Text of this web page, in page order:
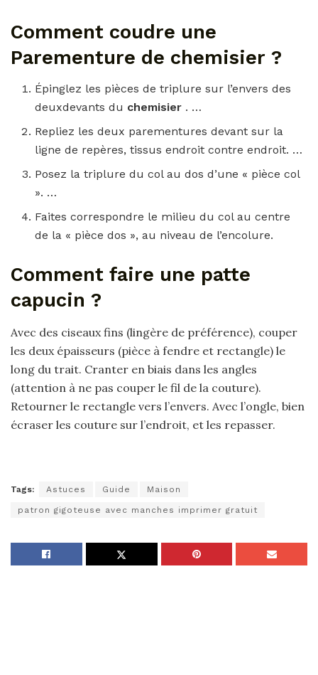
Comment coudre une
Parementure de chemisier ?
Épinglez les pièces de triplure sur l’envers des
deuxdevants du chemisier . …
Repliez les deux parementures devant sur la
ligne de repères, tissus endroit contre endroit. …
Posez la triplure du col au dos d’une « pièce col
». …
Faites correspondre le milieu du col au centre
de la « pièce dos », au niveau de l’encolure.
Comment faire une patte
capucin ?
Avec des ciseaux fins (lingère de préférence), couper
les deux épaisseurs (pièce à fendre et rectangle) le
long du trait. Cranter en biais dans les angles
(attention à ne pas couper le fil de la couture).
Retourner le rectangle vers l’envers. Avec l’ongle, bien
écraser les couture sur l’endroit, et les repasser.
Tags: Astuces Guide Maison
patron gigoteuse avec manches imprimer gratuit